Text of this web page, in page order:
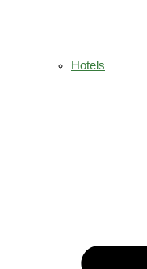
Hotels